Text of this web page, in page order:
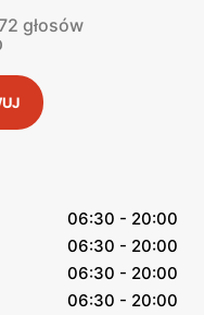
głosów
06:30 - 20:00
06:30 - 20:00
06:30 - 20:00
06:30 - 20:00